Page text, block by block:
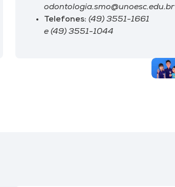
odontologia.smo@unoesc.edu.br
Telefones: (49) 3551-1661
e (49) 3551-1044